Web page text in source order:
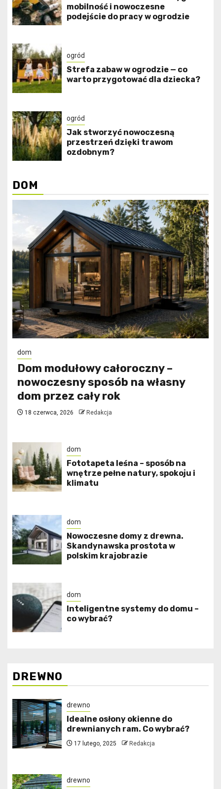
mobilność i nowoczesne
podejście do pracy w ogrodzie
ogród
Strefa zabaw w ogrodzie — co
warto przygotować dla dziecka?
ogród
Jak stworzyć nowoczesną
przestrzeń dzięki trawom
ozdobnym?
DOM
dom
Dom modułowy całoroczny –
nowoczesny sposób na własny
dom przez cały rok
18 czerwca, 2026 Redakcja
dom
​Fototapeta leśna – sposób na
wnętrze pełne natury, spokoju i
klimatu
dom
Nowoczesne domy z drewna.
Skandynawska prostota w
polskim krajobrazie
dom
Inteligentne systemy do domu –
co wybrać?
DREWNO
drewno
Idealne osłony okienne do
drewnianych ram. Co wybrać?
17 lutego, 2025 Redakcja
drewno